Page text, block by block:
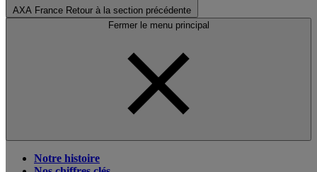
AXA France Retour à la section précédente
Fermer le menu principal
Notre histoire